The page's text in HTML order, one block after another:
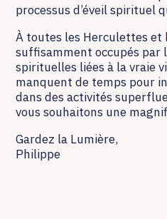
processus d’éveil spirituel
À toutes les Herculettes et
suffisamment occupés par
spirituelles liées à la vraie
manquent de temps pour
dans des activités
vous souhaitons une
Gardez la Lumière,
Philippe